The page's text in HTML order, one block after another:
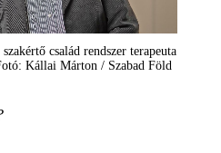
család rendszer terapeuta
Kállai Márton / Szabad Föld